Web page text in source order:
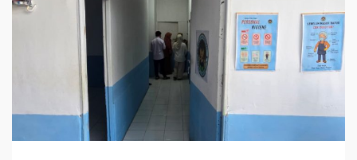
3 min read